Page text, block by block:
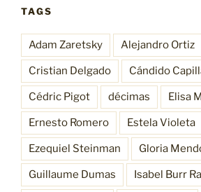
TAGS
Adam Zaretsky Alejandro Ortiz
Cristian Delgado Cándido
Cédric Pigot décimas Elisa
Ernesto Romero Estela Violeta
Ezequiel Steinman Gloria
Guillaume Dumas Isabel Burr